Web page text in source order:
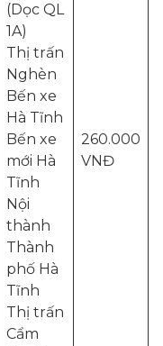
(Dọc QL
1A)
Thị trấn
Nghèn
Bến xe
Hà Tĩnh
Bến xe
mới Hà
Tĩnh
Nội
thành
Thành
phố Hà
Tĩnh
Thị trấn
Cẩm
260.000
VNĐ